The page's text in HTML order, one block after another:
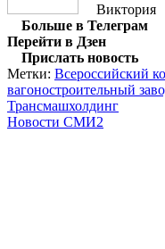
Виктория
Больше в Телеграм
Перейти в Дзен
Прислать новость
Метки: Всероссийский
вагоностроительный
Трансмашхолдинг
Новости СМИ2